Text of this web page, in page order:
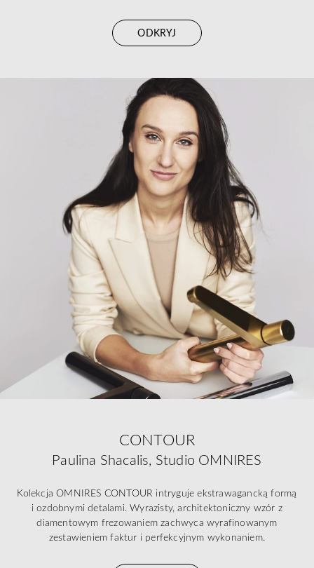
ODKRYJ
CONTOUR
Paulina Shacalis, Studio OMNIRES
Kolekcja OMNIRES CONTOUR intryguje ekstrawagancką formą
i ozdobnymi detalami. Wyrazisty, architektoniczny wzór z
diamentowym frezowaniem zachwyca wyrafinowanym
zestawieniem faktur i perfekcyjnym wykonaniem.